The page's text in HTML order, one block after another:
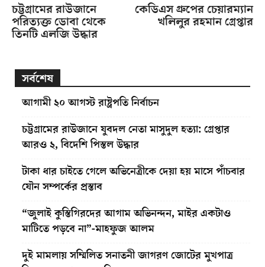
চট্টগ্রামের রাউজানে
পরিত্যক্ত ডোবা থেকে
তিনটি এলজি উদ্ধার
কেডিএস গ্রুপের চেয়ারম্যান
খলিলুর রহমান গ্রেপ্তার
সর্বশেষ
আগামী ২০ আগস্ট রাষ্ট্রপতি নির্বাচন
চট্টগ্রামের রাউজানে যুবদল নেতা মাসুদুল হত্যা: গ্রেপ্তার
আরও ২, বিদেশি পিস্তল উদ্ধার
টাকা ধার চাইতে গেলে অভিনেত্রীকে দেয়া হয় মাসে পাঁচবার
যৌন সম্পর্কের প্রস্তাব
“জুলাই কুস্তিগিরদের আগাম অভিনন্দন, মাইর একটাও
মাটিতে পড়বে না”-মাহফুজ আলম
দুই মামলায় সম্মিলিত সনাতনী জাগরণ জোটের মুখপাত্র